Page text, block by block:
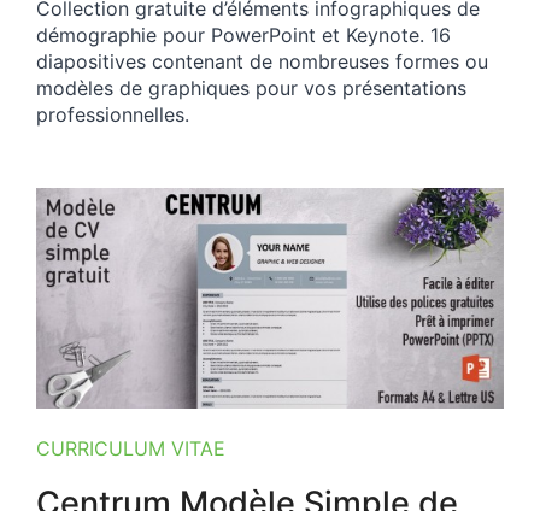
Collection gratuite d’éléments infographiques de
démographie pour PowerPoint et Keynote. 16
diapositives contenant de nombreuses formes ou
modèles de graphiques pour vos présentations
professionnelles.
CURRICULUM VITAE